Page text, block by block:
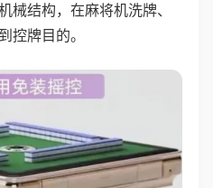
械结构，在麻将机洗牌、
控牌目的。